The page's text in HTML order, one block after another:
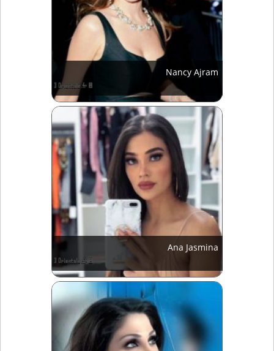
Nancy Ajram
Ana Jasmina